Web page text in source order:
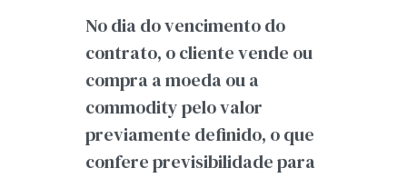
No dia do vencimento do
contrato, o cliente vende ou
compra a moeda ou a
commodity pelo valor
previamente definido, o que
confere previsibilidade para